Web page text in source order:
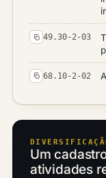
49.30-2-03
68.10-2-02
Um
atividades